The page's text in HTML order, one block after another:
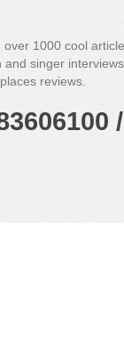
over 1000 cool
singer
reviews.